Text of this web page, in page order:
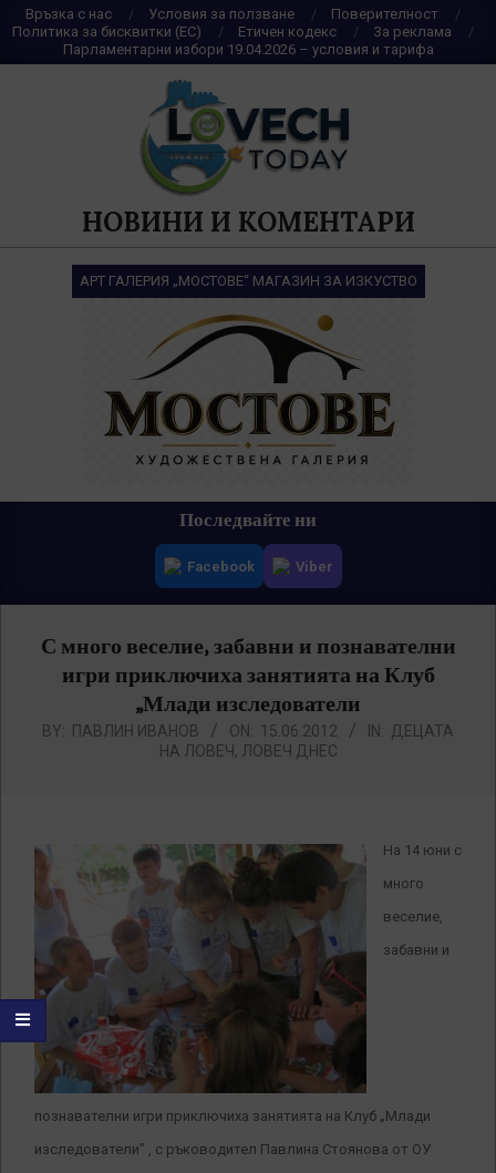
Skip
to
content
Връзка с нас Условия за ползване
Поверителност
Политика за бисквитки (ЕС)
Етичен кодекс
За реклама
Парламентарни избори 19.04.2026 – условия и тарифа
НОВИНИ И КОМЕНТАРИ
АРТ ГАЛЕРИЯ „МОСТОВЕ“ МАГАЗИН ЗА ИЗКУСТВО
Последвайте ни
Facebook Viber
С много веселие, забавни и познавателни
игри приключиха занятията на Клуб
„Млади изследователи
BY: ПАВЛИН ИВАНОВ ON: 15.06.2012 IN: ДЕЦАТА
НА ЛОВЕЧ, ЛОВЕЧ ДНЕС
На 14 юни с
много
веселие,
забавни и
познавателни игри приключиха занятията на Клуб „Млади
изследователи” , с ръководител Павлина Стоянова от ОУ